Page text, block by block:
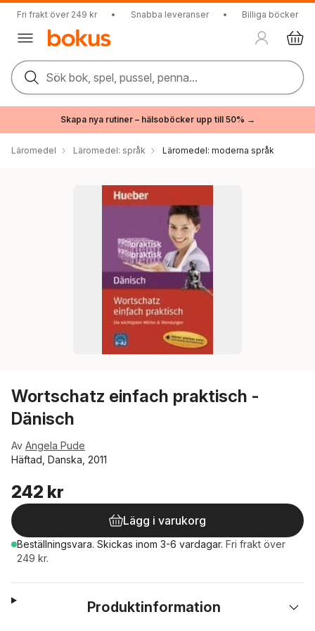
Fri frakt över 249 kr • Snabba leveranser • Billiga böcker
Sök bok, spel, pussel, penna...
Skapa nya rutiner – hälsoböcker upp till 50% →
Läromedel Läromedel: språk Läromedel: moderna språk
Wortschatz einfach praktisch -
Dänisch
Av Angela Pude
Häftad, Danska, 2011
242 kr
Lägg i varukorg
Beställningsvara. Skickas inom 3-6 vardagar. Fri frakt över
249 kr.
Produktinformation